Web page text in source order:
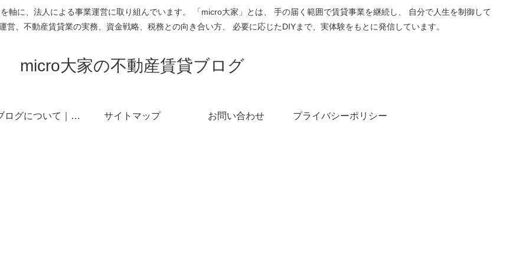
軸に、法人による事業運営に取り組んでいます。 「micro大家」とは、 手の届く範囲で賃貸事業を継続し、 自分で人生を制御して
、不動産賃貸業の実務、資金戦略、税務との向き合い方、 必要に応じたDIYまで、実体験をもとに発信しています。
micro大家の不動産賃貸ブログ
このブログについて｜micro大家の不動産賃貸 サイトマップ お問い合わせ プライバシーポリシー